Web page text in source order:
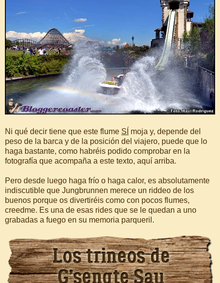
Ni qué decir tiene que este flume SÍ moja y, depende del
peso de la barca y de la posición del viajero, puede que lo
haga bastante, como habréis podido comprobar en la
fotografía que acompaña a este texto, aquí arriba.
Pero desde luego haga frío o haga calor, es absolutamente
indiscutible que Jungbrunnen merece un riddeo de los
buenos porque os divertiréis como con pocos flumes,
creedme. Es una de esas rides que se le quedan a uno
grabadas a fuego en su memoria parqueril.